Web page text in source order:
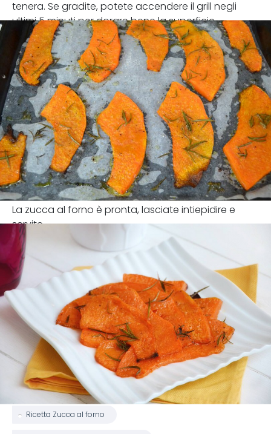
tenera. Se gradite, potete accendere il grill negli
ultimi 5 minuti per dorare bene la superficie.
La zucca al forno è pronta, lasciate intiepidire e
servite.
Ricetta Zucca al forno